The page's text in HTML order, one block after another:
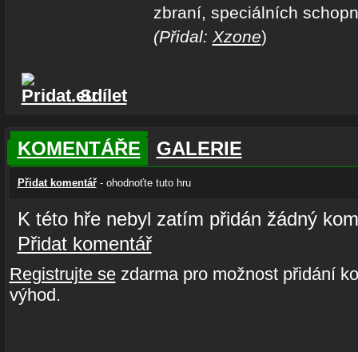
zbraní, speciálních
(Přidal: Xzone)
Sdílet
KOMENTÁŘE GALERIE
Přidat komentář- ohodnoťte tuto hru
K této hře nebyl zatím přidán žádný
Přidat komentář
Registrujte sezdarma pro možnost přidání
výhod.